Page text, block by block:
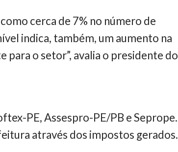
cerca de 7% no número de
indica, também, um aumento na
o setor”, avalia o presidente
PE, Assespro-PE/PB e
através dos impostos gerados.